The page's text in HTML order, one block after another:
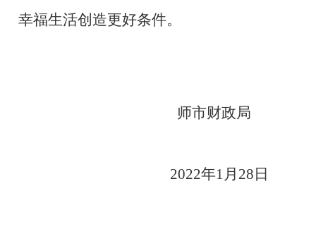
幸福生活创造更好条件。
师市财政局
2022年1月28日